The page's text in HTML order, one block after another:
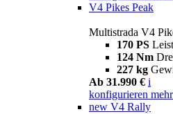
V4 Pikes Peak
Multistrada V4
170 PS
124 Nm
227 kg
Ab 31.990 € i
konfigurieren
new V4 Rally